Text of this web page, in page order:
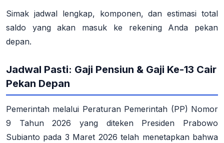
Simak jadwal lengkap, komponen, dan estimasi total
saldo yang akan masuk ke rekening Anda pekan
depan.
Jadwal Pasti: Gaji Pensiun & Gaji Ke-13 Cair
Pekan Depan
Pemerintah melalui Peraturan Pemerintah (PP) Nomor
9 Tahun 2026 yang diteken Presiden Prabowo
Subianto pada 3 Maret 2026 telah menetapkan bahwa